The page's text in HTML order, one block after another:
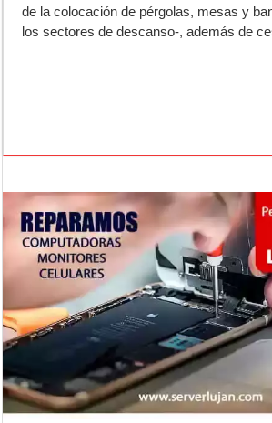
de la colocación de pérgolas, mesas y
los sectores de descanso-, además de